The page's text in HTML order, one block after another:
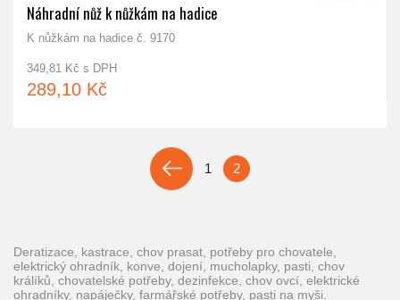
Náhradní nůž k nůžkám na hadice
K nůžkám na hadice č. 9170
349,81 Kč s DPH
289,10 Kč
1 2
deratizace, kastrace, chov prasat, potřeby pro chovatele,
elektrický ohradník, konve, dojení, mucholapky, pasti, chov
králíků, chovatelské potřeby, dezinfekce, chov ovcí, elektrické
ohradníky, napáječky, farmářské potřeby, pasti na myši.